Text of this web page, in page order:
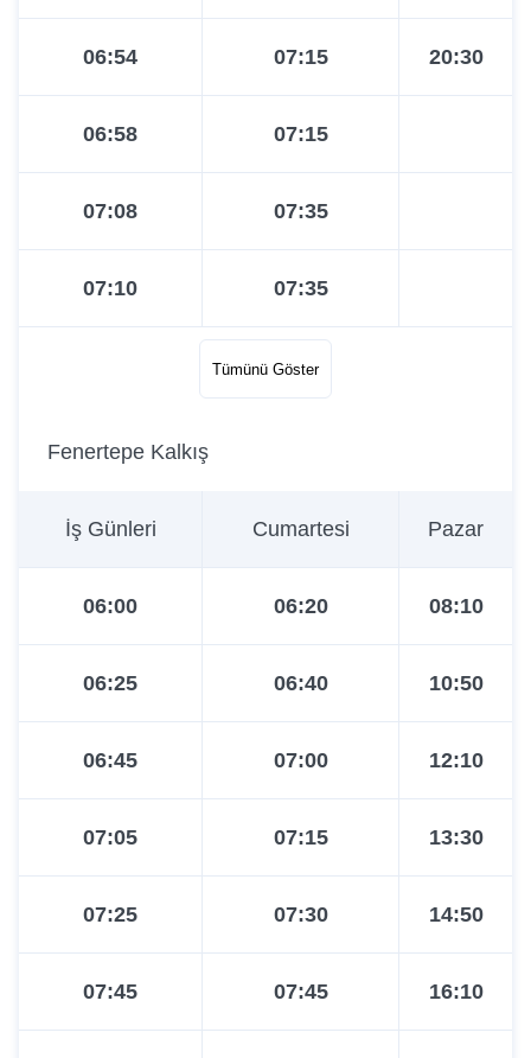
06:54 07:15 20:30
06:58 07:15
07:08 07:35
07:10 07:35
07:55
07:33
07:40 08:15
07:55 08:30
08:05 08:45
08:15 09:00
08:25 09:20
08:35 09:45
08:45 10:20
Tümünü Göster
Fenertepe Kalkış
İş Günleri Cumartesi Pazar
06:00 06:20 08:10
06:25 06:40 10:50
06:45 07:00 12:10
07:05 07:15 13:30
07:25 07:30 14:50
07:45 07:45 16:10